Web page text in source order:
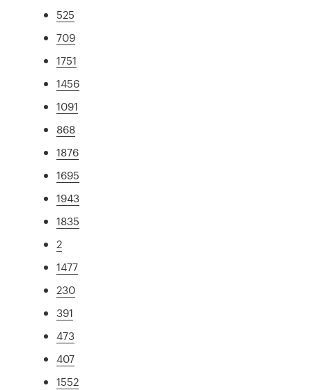
525
709
1751
1456
1091
868
1876
1695
1943
1835
2
1477
230
391
473
407
1552